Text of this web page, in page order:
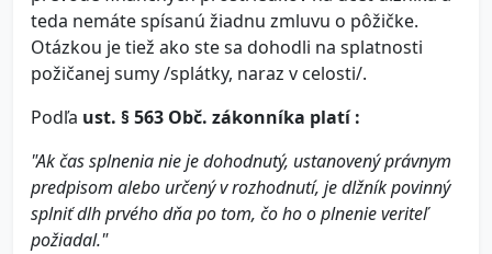
teda nemáte spísanú žiadnu zmluvu o pôžičke.
Otázkou je tiež ako ste sa dohodli na splatnosti
požičanej sumy /splátky, naraz v celosti/.
Podľa ust. § 563 Obč. zákonníka platí :
"Ak čas splnenia nie je dohodnutý, ustanovený právnym
predpisom alebo určený v rozhodnutí, je dlžník povinný
splniť dlh prvého dňa po tom, čo ho o plnenie veriteľ
požiadal."